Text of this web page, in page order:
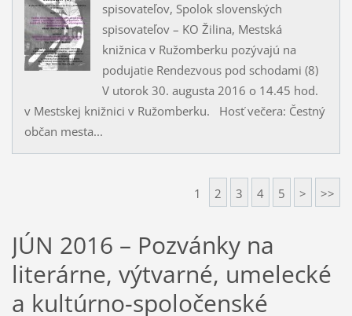
spisovateľov, Spolok slovenských
spisovateľov – KO Žilina, Mestská
knižnica v Ružomberku pozývajú na
podujatie Rendezvous pod schodami (8)
V utorok 30. augusta 2016 o 14.45 hod.
v Mestskej knižnici v Ružomberku. Hosť večera: Čestný
občan mesta...
1 2 3 4 5 > >>
JÚN 2016 – Pozvánky na
literárne, výtvarné, umelecké
a kultúrno-spoločenské